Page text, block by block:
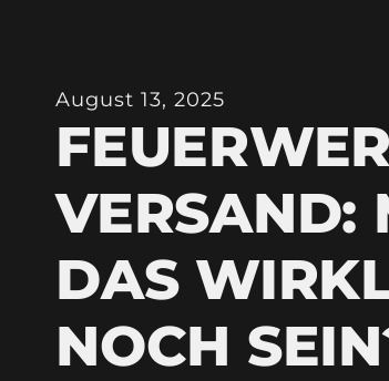
August 13, 2025
VERSAND:
DAS
NOCH